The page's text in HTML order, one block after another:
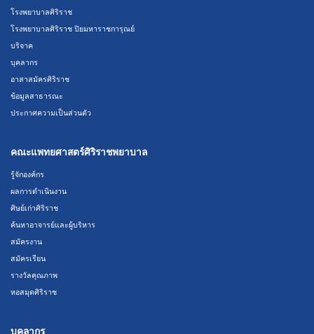
โรงพยาบาลศิริราช
โรงพยาบาลศิริราช ปิยมหาราชการุณย์
บริจาค
บุคลากร
อาสาสมัครศิริราช
ข้อมูลสาธารณะ
ประกาศความเป็นส่วนตัว
คณะแพทยศาสตร์ศิริราชพยาบาล
รู้จักองค์กร
ผลการดำเนินงาน
ศิษย์เก่าศิริราช
ค้นหาอาจารย์และผู้บริหาร
สมัครงาน
สมัครเรียน
รางวัลคุณภาพ
หอสมุดศิริราช
บุคลากร